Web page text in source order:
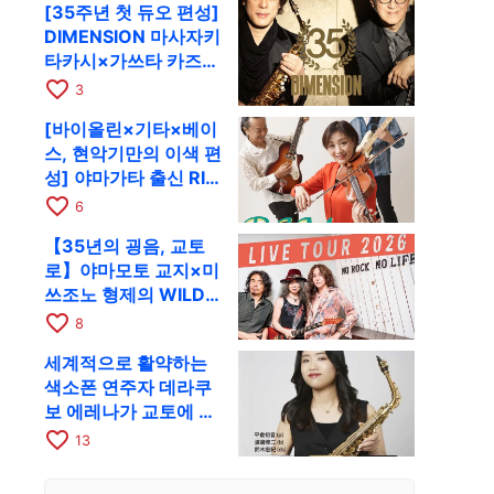
RAG로
[35주년 첫 듀오 편성]
DIMENSION 마사자키
타카시×가쓰타 카즈키
가 10월 11일 교토
favorite_border 3
[바이올린×기타×베이
스, 현악기만의 이색 편
성] 야마가타 출신 RIM
이 첫 전국 투어로 8월
favorite_border 6
【35년의 굉음, 교토
로】야마모토 교지×미
쓰조노 형제의 WILD
FLAG가 8월 6일 RAG
favorite_border 8
세계적으로 활약하는
색소폰 연주자 데라쿠
보 에레나가 교토에 온
다! 콰르텟 투어 교토
favorite_border 13